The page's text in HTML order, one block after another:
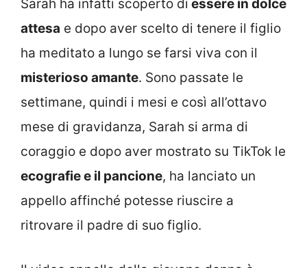
Sarah ha infatti scoperto di essere in dolce
attesa e dopo aver scelto di tenere il figlio
ha meditato a lungo se farsi viva con il
misterioso amante. Sono passate le
settimane, quindi i mesi e così all’ottavo
mese di gravidanza, Sarah si arma di
coraggio e dopo aver mostrato su TikTok le
ecografie e il pancione, ha lanciato un
appello affinché potesse riuscire a
ritrovare il padre di suo figlio.